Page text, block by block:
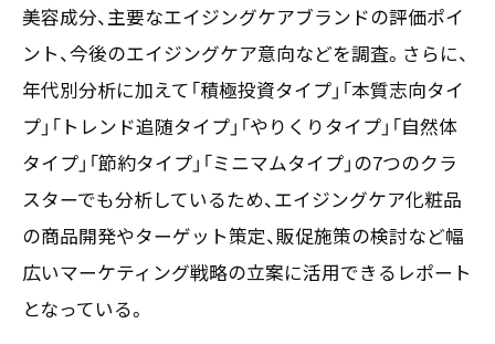
TPCマーケティングリサーチ株式会社
大阪市西区新町2-4-2 なにわ筋SIAビル［Map ］
TEL 06-6538-5358（代表）
美容成分、主要なエイジングケアブランドの評価ポイ
ント、今後のエイジングケア意向などを調査。さらに、
年代別分析に加えて「積極投資タイプ」「本質志向タイ
プ」「トレンド追随タイプ」「やりくりタイプ」「自然体
タイプ」「節約タイプ」「ミニマムタイプ」の7つのクラ
スターでも分析しているため、エイジングケア化粧品
の商品開発やターゲット策定、販促施策の検討など幅
広いマーケティング戦略の立案に活用できるレポート
となっている。